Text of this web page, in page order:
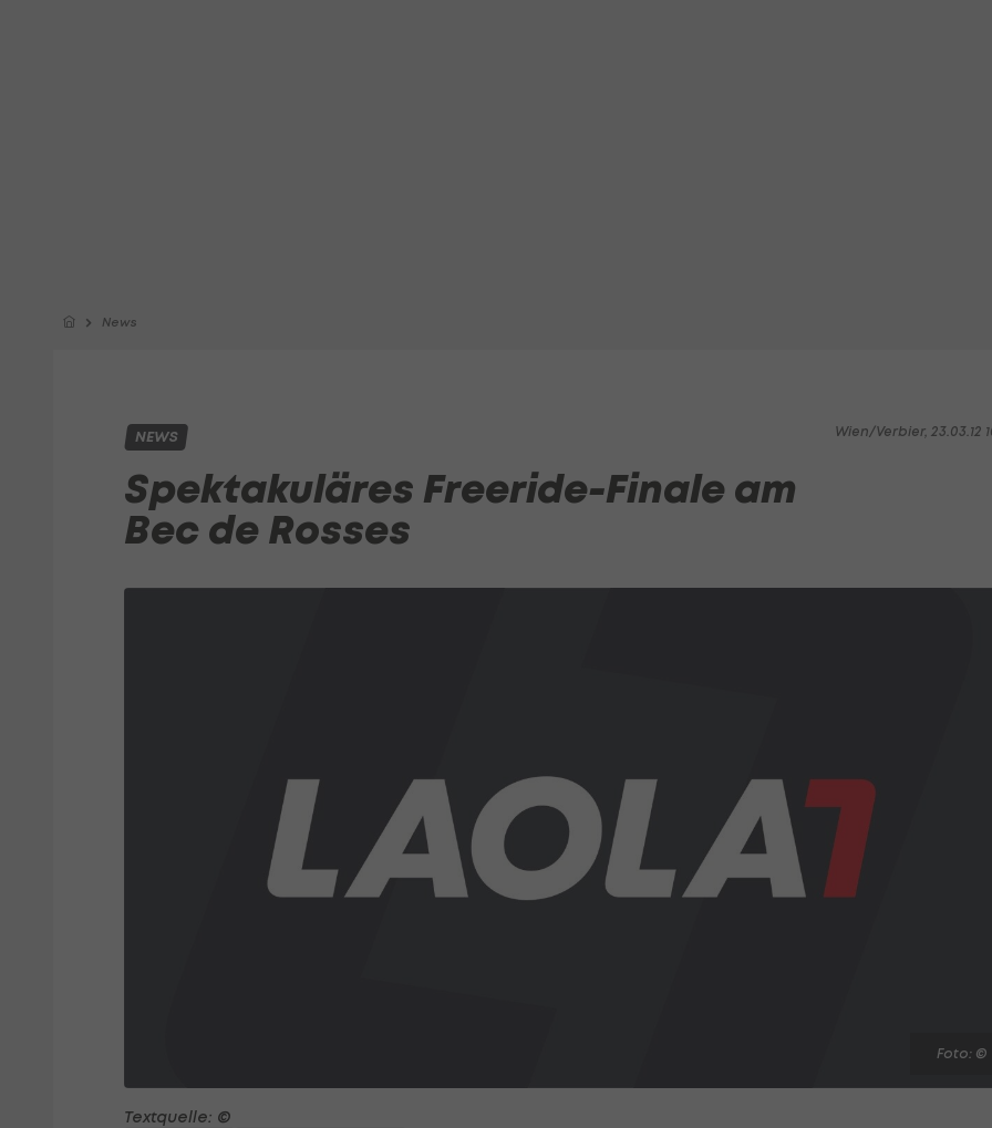
News
Wien/Verbier, 23.03.12
NEWS
Spektakuläres Freeride-Finale am
Bec de Rosses
Foto: ©
Textquelle: ©